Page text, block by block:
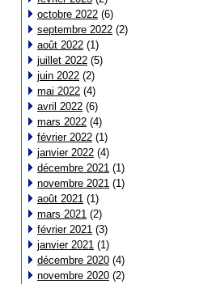
octobre 2022 (6)
septembre 2022 (2)
août 2022 (1)
juillet 2022 (5)
juin 2022 (2)
mai 2022 (4)
avril 2022 (6)
mars 2022 (4)
février 2022 (1)
janvier 2022 (4)
décembre 2021 (1)
novembre 2021 (1)
août 2021 (1)
mars 2021 (2)
février 2021 (3)
janvier 2021 (1)
décembre 2020 (4)
novembre 2020 (2)